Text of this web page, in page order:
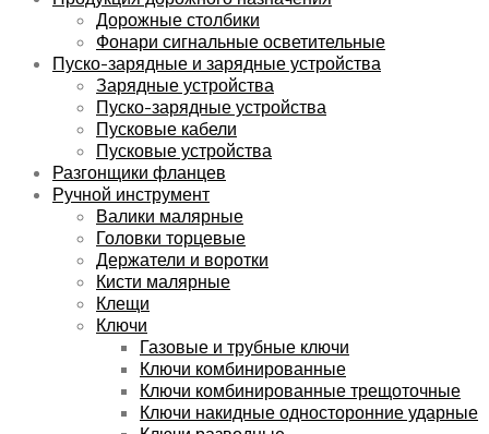
Дорожные столбики
Фонари сигнальные осветительные
Пуско-зарядные и зарядные устройства
Зарядные устройства
Пуско-зарядные устройства
Пусковые кабели
Пусковые устройства
Разгонщики фланцев
Ручной инструмент
Валики малярные
Головки торцевые
Держатели и воротки
Кисти малярные
Клещи
Ключи
Газовые и трубные ключи
Ключи комбинированные
Ключи комбинированные трещоточные
Ключи накидные односторонние ударные